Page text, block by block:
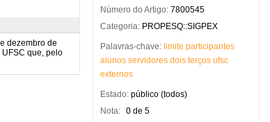
Número do Artigo: 7800545
Categoria: PROPESQ::SIGPEX
Palavras-chave: limite participantes
alunos servidores dois terços ufsc
externos
Estado: público (todos)
Nota: 0 de 5